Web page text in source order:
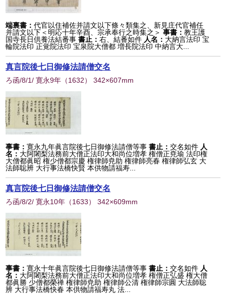
端裏書：代官以住補佐并請文以下條々類集之、新見庄代官補任
并請文以下＜明応十年辛酉、宗承奉行之時集之＞ 事書：教王護
国寺長日供養法結番事 書止：右、結番如件 人名： 大納言法印 宝
輪院法印 正覚院法印 宝泉院大僧都 増長院法印 中納言大...
真言院後七日御修法請僧交名
ろ函/8/1/ 寛永9年 （1632） 342×607mm
事書：寛永九年眞言院後七日御修法請僧等事 書止：交名如件 人
名： 大阿闍梨法務前大僧正法印大和尚位増孝 権僧正尭瑜 法印権
大僧都眞昭 権少僧都宗慶 権律師尭助 権律師亮春 権律師弘玄 大
法師聡辨 大行事法橋快賢 本供物請福寿...
真言院後七日御修法請僧交名
ろ函/8/2/ 寛永10年 （1633） 342×609mm
事書：寛永十年眞言院後七日御修法請僧等事 書止：交名如件 人
名： 大阿闍梨法務前大僧正法印大和尚位増孝 権僧正弘盛 権大僧
都眞勝 少僧都榮禅 権律師尭助 権律師公清 権律師宗圓 大法師聡
辨 大行事法橋快春 本供物請福寿丸 法...